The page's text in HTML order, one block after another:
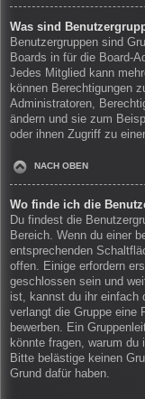
Was sind
Benutzergruppen sind
Boards in für die Board-
Jedes Mitglied kann
können Berechtigungen
Administratoren,
ändern und sie zum
oder ihnen Zugriff zu
NACH OBEN
Wo finde ich die
Du findest die
Bereich. Wenn du einer
entsprechenden
offen. Einige erfordern
geschlossen sein und
ist, kannst du ihr einfach
verlangt die Gruppe eine
bewerben. Ein
könnte fragen, warum du
Bitte belästige keinen
Grund dafür haben.